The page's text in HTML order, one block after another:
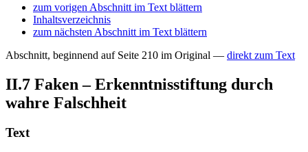
zum vorigen Abschnitt im Text blättern
Inhaltsverzeichnis
zum nächsten Abschnitt im Text blättern
Abschnitt, beginnend auf Seite 210 im Original — direkt zum Text
II.7 Faken – Erkenntnisstiftung durch
wahre Falschheit
Text